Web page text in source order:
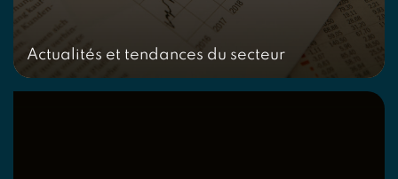
Actualités et tendances du secteur